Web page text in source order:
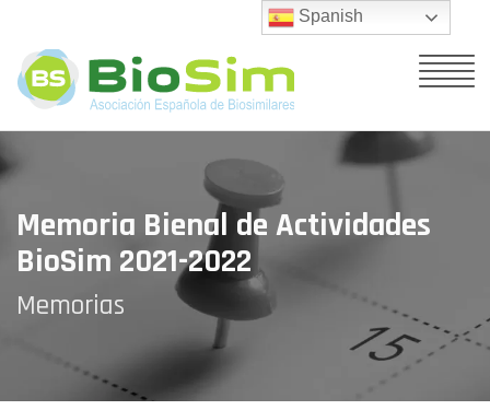
Memoria Bienal de Actividades
BioSim 2021-2022
Memorias
Spanish